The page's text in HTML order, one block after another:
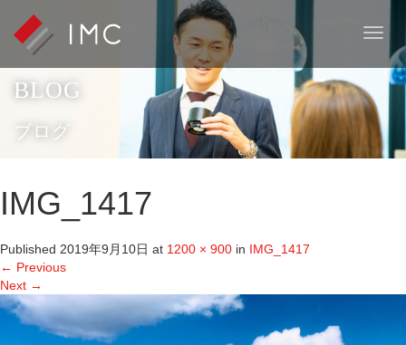
T
g
l
e
a
BLOG
ブログ
IMG_1417
Published 2019年9月10日 at 1200 × 900 in IMG_1417
← Previous
Next →